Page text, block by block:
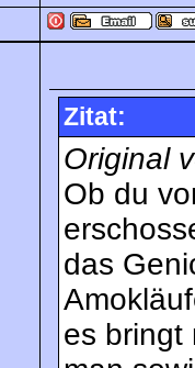
Zitat:
Original
Ob du
das
es bringt